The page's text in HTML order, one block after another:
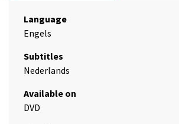
Language
Engels
Subtitles
Nederlands
Available on
DVD